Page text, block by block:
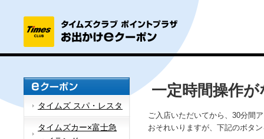
タイムズ スパ・レスタ
タイムズカー×富士急
一定時間操作
ご入店いただいてから、30分間
おそれいりますが、下記のボタ